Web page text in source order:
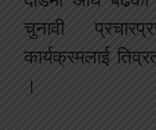
चुनावी
कार्यक्रमलाई
।